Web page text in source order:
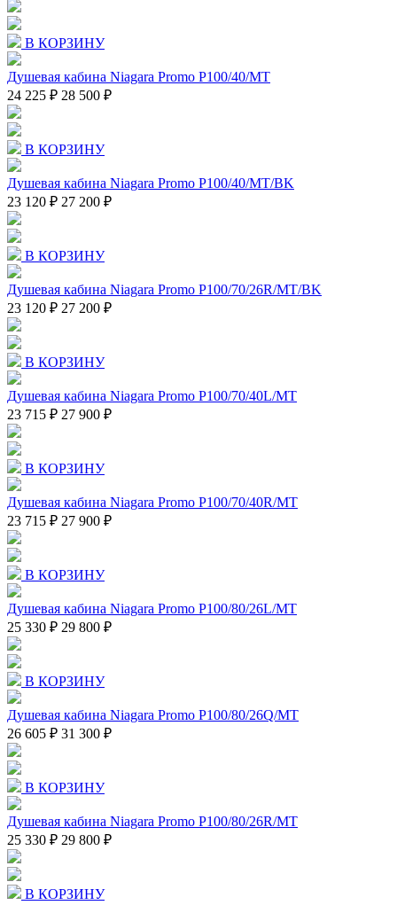
В КОРЗИНУ
Душевая кабина Niagara Promo P100/40/MT
24 225 ₽ 28 500 ₽
В КОРЗИНУ
Душевая кабина Niagara Promo P100/40/MT/BK
23 120 ₽ 27 200 ₽
В КОРЗИНУ
Душевая кабина Niagara Promo P100/70/26R/MT/BK
23 120 ₽ 27 200 ₽
В КОРЗИНУ
Душевая кабина Niagara Promo P100/70/40L/MT
23 715 ₽ 27 900 ₽
В КОРЗИНУ
Душевая кабина Niagara Promo P100/70/40R/MT
23 715 ₽ 27 900 ₽
В КОРЗИНУ
Душевая кабина Niagara Promo P100/80/26L/MT
25 330 ₽ 29 800 ₽
В КОРЗИНУ
Душевая кабина Niagara Promo P100/80/26Q/MT
26 605 ₽ 31 300 ₽
В КОРЗИНУ
Душевая кабина Niagara Promo P100/80/26R/MT
25 330 ₽ 29 800 ₽
В КОРЗИНУ